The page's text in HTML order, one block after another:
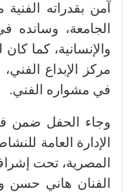
آمن بقدراته
الجامعة، وسانده
والإنسانية، كما
مركز الإبداع
في مشواره الفني.
وجاء الحفل ضمن
الإدارة العامة
المصرية، تحت
الفنان هاني حسن